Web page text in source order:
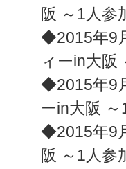
阪 ～1人参
◆2015年9
ィーin大阪
◆2015年9
ーin大阪
◆2015年9
阪 ～1人参